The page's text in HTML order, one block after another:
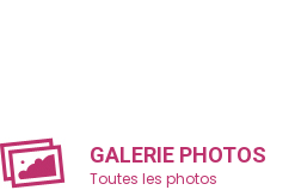
GALERIE PHOTOS
Toutes les photos